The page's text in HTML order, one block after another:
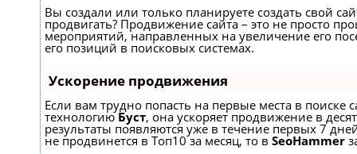
Вы создали или только планируете создать свой
продвигать? Продвижение сайта – это не просто
мероприятий, направленных на увеличение его
его позиций в поисковых системах.
Ускорение продвижения
Если вам трудно попасть на первые места в поиске
технологиюБуст, она ускоряет продвижение в
результаты появляются уже в течение первых 7
не продвинется в Топ10 за месяц, то в SeoHammer